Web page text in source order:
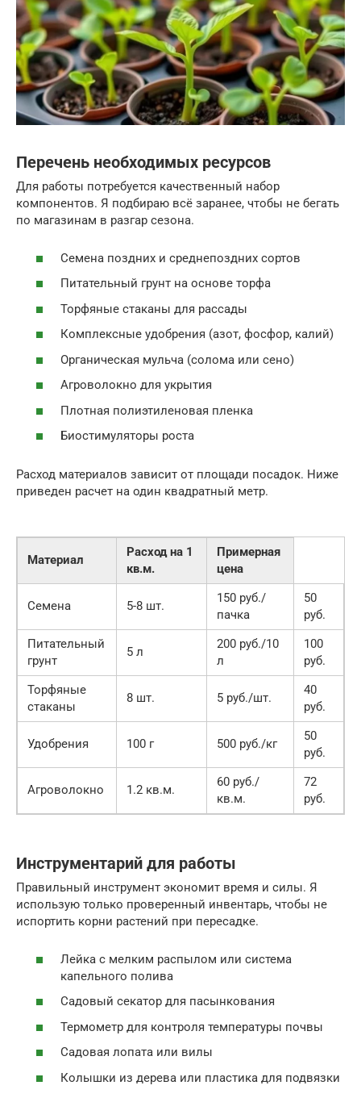
Перечень необходимых ресурсов
Для работы потребуется качественный набор
компонентов. Я подбираю всё заранее, чтобы не бегать
по магазинам в разгар сезона.
Семена поздних и среднепоздних сортов
Питательный грунт на основе торфа
Торфяные стаканы для рассады
Комплексные удобрения (азот, фосфор, калий)
Органическая мульча (солома или сено)
Агроволокно для укрытия
Плотная полиэтиленовая пленка
Биостимуляторы роста
Расход материалов зависит от площади посадок. Ниже
приведен расчет на один квадратный метр.
Материал
Расход на 1
кв.м.
Примерная
цена
Семена 5-8 шт.
150 руб./
пачка
50
руб.
Питательный
грунт
5 л
200 руб./10
л
100
руб.
Торфяные
стаканы
8 шт. 5 руб./шт.
40
руб.
Удобрения 100 г 500 руб./кг
50
руб.
Агроволокно 1.2 кв.м.
60 руб./
кв.м.
72
руб.
Инструментарий для работы
Правильный инструмент экономит время и силы. Я
использую только проверенный инвентарь, чтобы не
испортить корни растений при пересадке.
Лейка с мелким распылом или система
капельного полива
Садовый секатор для пасынкования
Термометр для контроля температуры почвы
Садовая лопата или вилы
Колышки из дерева или пластика для подвязки